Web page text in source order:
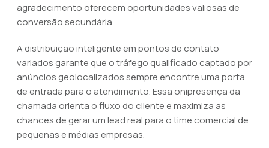
agradecimento oferecem oportunidades valiosas de
conversão secundária.
A distribuição inteligente em pontos de contato
variados garante que o tráfego qualificado captado por
anúncios geolocalizados sempre encontre uma porta
de entrada para o atendimento. Essa onipresença da
chamada orienta o fluxo do cliente e maximiza as
chances de gerar um lead real para o time comercial de
pequenas e médias empresas.